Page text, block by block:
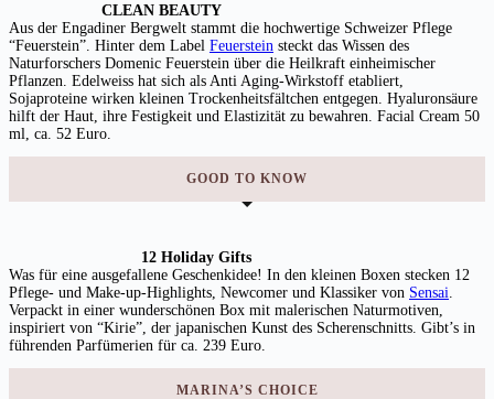
CLEAN BEAUTY
Aus der Engadiner Bergwelt stammt die hochwertige Schweizer Pflege
“Feuerstein”. Hinter dem Label Feuerstein steckt das Wissen des
Naturforschers Domenic Feuerstein über die Heilkraft einheimischer
Pflanzen. Edelweiss hat sich als Anti Aging-Wirkstoff etabliert,
Sojaproteine wirken kleinen Trockenheitsfältchen entgegen. Hyaluronsäure
hilft der Haut, ihre Festigkeit und Elastizität zu bewahren. Facial Cream 50
ml, ca. 52 Euro.
GOOD TO KNOW
12 Holiday Gifts
Was für eine ausgefallene Geschenkidee! In den kleinen Boxen stecken 12
Pflege- und Make-up-Highlights, Newcomer und Klassiker von Sensai
Verpackt in einer wunderschönen Box mit malerischen Naturmotiven,
inspiriert von “Kirie”, der japanischen Kunst des Scherenschnitts. Gibt’s in
führenden Parfümerien für ca. 239 Euro.
MARINA’S CHOICE